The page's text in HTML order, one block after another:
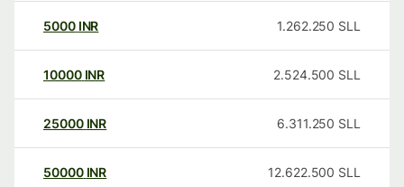
5000 INR 1.262.250 SLL
10000 INR 2.524.500 SLL
25000 INR 6.311.250 SLL
50000 INR 12.622.500 SLL